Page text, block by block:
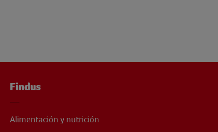
Findus
Alimentación y nutrición